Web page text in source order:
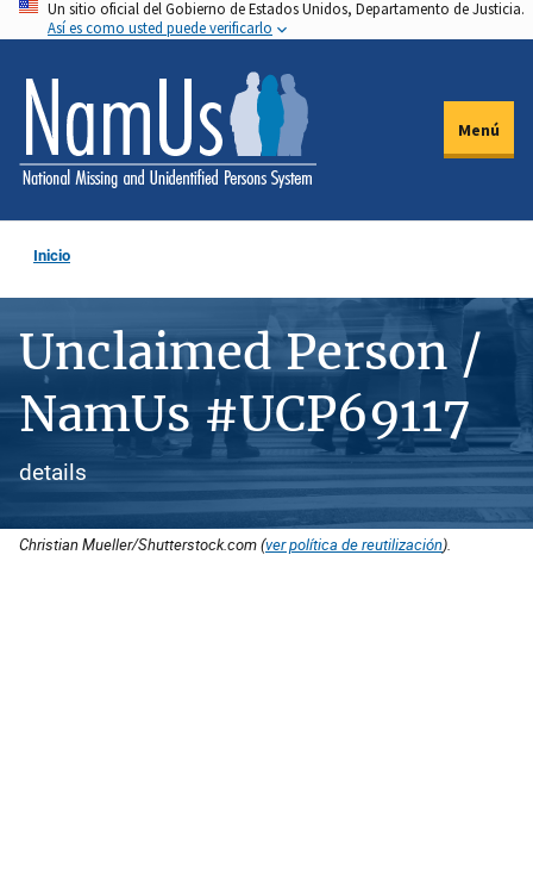
Pasar
al
contenido
principal
Un sitio oficial del Gobierno de Estados Unidos, Departamento de Justicia.
Así es como usted puede verificarlo
Menú
Inicio
Unclaimed Person /
NamUs #UCP69117
details
Christian Mueller/Shutterstock.com (ver política de reutilización).